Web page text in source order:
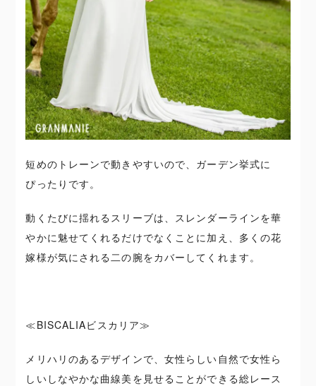
短めのトレーンで動きやすいので、ガーデン挙式に
ぴったりです。
動くたびに揺れるスリーブは、スレンダーラインを華
やかに魅せてくれるだけでなくことに加え、多くの花
嫁様が気にされる二の腕をカバーしてくれます。
≪BISCALIAビスカリア≫
メリハリのあるデザインで、女性らしい自然で女性ら
しい しなやかな曲線美を見せることができる総レース